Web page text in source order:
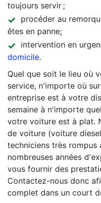
toujours servir ;
procéder au
êtes en panne;
intervention en
domicile.
Quel que soit le lieu où
service, n'importe où
entreprise est à votre
semaine à n'importe
votre voiture est à plat.
de voiture (voiture
techniciens très rompus
nombreuses années
vous fournir des
Contactez-nous donc
complet dans un court